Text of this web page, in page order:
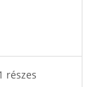
35/92/16/ 8 PZ